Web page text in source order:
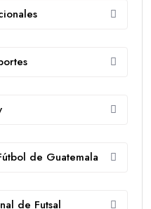
de Guatemala
de Futsal